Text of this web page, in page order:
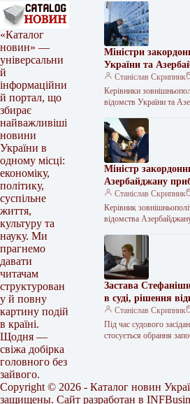
«Каталог
новин» —
універсальни
й
інформаційни
й портал, що
збирає
найважливіші
новини
України в
одному місці:
економіку,
політику,
суспільне
життя,
культуру та
науку. Ми
прагнемо
давати
читачам
структурован
у й повну
картину подій
в країні.
Щодня —
свіжа добірка
головного без
зайвого.
Міністри
України та
вшанували
захисників
Станіслав Скрипник
Керівники
відомств України та
захисників України,
Меморіалу. Про це
Міністр
Азербайджану
столиці України.
Станіслав Скрипник
Керівник
відомства
інформацію в
Застава
в суді, рішення
завтра
Станіслав Скрипник
Під час судового
стосується обрання
Copyright © 2026 - Каталог новин
защищены. Сайт разработан в